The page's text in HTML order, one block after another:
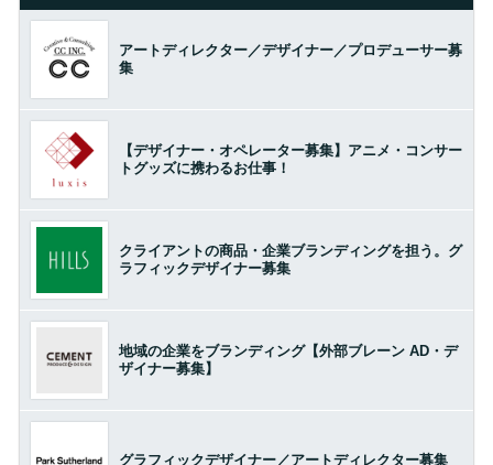
アートディレクター／デザイナー／プロデューサー募
集
【デザイナー・オペレーター募集】アニメ・コンサー
トグッズに携わるお仕事！
クライアントの商品・企業ブランディングを担う。グ
ラフィックデザイナー募集
地域の企業をブランディング【外部ブレーン AD・デ
ザイナー募集】
グラフィックデザイナー／アートディレクター募集